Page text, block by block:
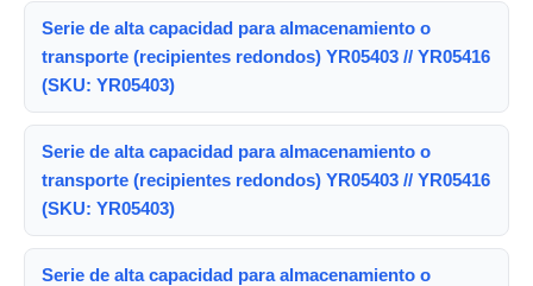
Serie de alta capacidad para almacenamiento o
transporte (recipientes redondos) YR05403 // YR05416
(SKU: YR05403)
Serie de alta capacidad para almacenamiento o
transporte (recipientes redondos) YR05403 // YR05416
(SKU: YR05403)
Serie de alta capacidad para almacenamiento o